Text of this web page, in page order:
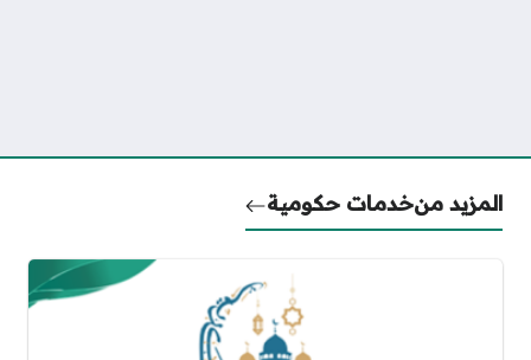
المزيد منخدمات حكومية